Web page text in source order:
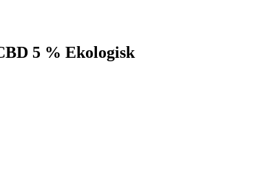
5 % Ekologisk